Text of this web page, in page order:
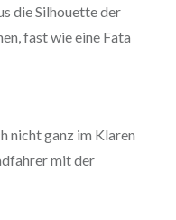
die Silhouette der
fast wie eine Fata
nicht ganz im Klaren
mit der